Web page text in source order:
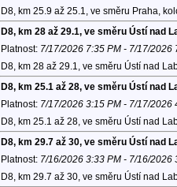
D8, km 25.9 až 25.1, ve směru Praha,
D8, km 28 až 29.1, ve směru Ústí nad
Platnost: 7/17/2026 7:35 PM - 7/17/2026
D8, km 28 až 29.1, ve směru Ústí nad
D8, km 25.1 až 28, ve směru Ústí nad
Platnost: 7/17/2026 3:15 PM - 7/17/2026
D8, km 25.1 až 28, ve směru Ústí nad
D8, km 29.7 až 30, ve směru Ústí nad
Platnost: 7/16/2026 3:33 PM - 7/16/2026
D8, km 29.7 až 30, ve směru Ústí nad